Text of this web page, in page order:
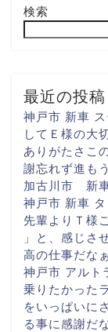
検索
最近の投稿
神戸市 新車
して Ｅ様の大
ありがたさ こ
謝忘れず進も
加古川市 新
神戸市 新車
先輩より Ｔ様
」と、感じさ
高の仕事だな
神戸市 アルト
乗りたかった
をいっぱいに
る事に感謝だ